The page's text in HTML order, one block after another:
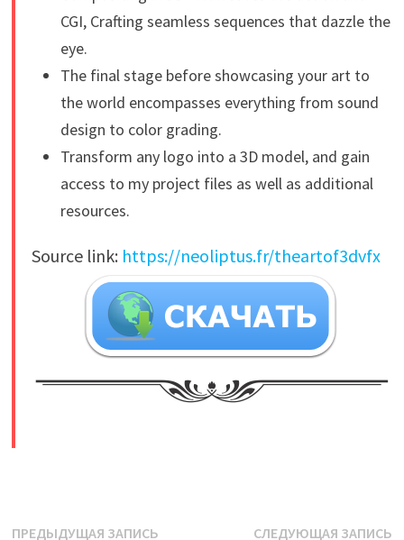
CGI, Crafting seamless sequences that dazzle the
eye.
The final stage before showcasing your art to
the world encompasses everything from sound
design to color grading.
Transform any logo into a 3D model, and gain
access to my project files as well as additional
resources.
Source link: https://neoliptus.fr/theartof3dvfx
ПРЕДЫДУЩАЯ ЗАПИСЬПредыдущая
СЛЕДУЮЩАЯ ЗАПИСЬ